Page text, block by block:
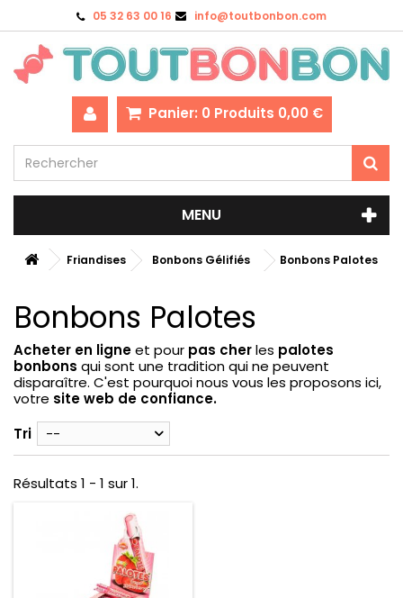
05 32 63 00 16 info@toutbonbon.com
Panier: 0 Produits 0,00 €
MENU
Friandises Bonbons Gélifiés Bonbons Palotes
Bonbons Palotes
Acheter en ligneet pour pas cherles palotes
bonbons qui sont une tradition qui ne peuvent
disparaître. C'est pourquoi nous vous les proposons ici,
votre site web de confiance.
Tri
--
Résultats 1 - 1 sur 1.